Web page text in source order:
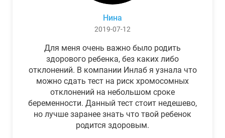
Нина
2019-07-12
Для меня очень важно было родить
здорового ребенка, без каких либо
отклонений. В компании Инлаб я узнала что
можно сдать тест на риск хромосомных
отклонений на небольшом сроке
беременности. Данный тест стоит недешево,
но лучше заранее знать что твой ребенок
родится здоровым.